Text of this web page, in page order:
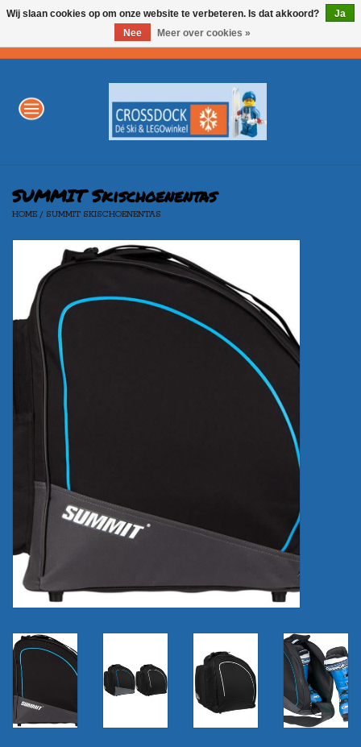
WINTERSPORT
LEGO
AKTIE
Merken
SUMMIT Skischoenentas
HOME / SUMMIT SKISCHOENENTAS
Wij slaan cookies op om onze website te verbeteren. Is dat akkoord?
Ja
Nee
Meer over cookies »